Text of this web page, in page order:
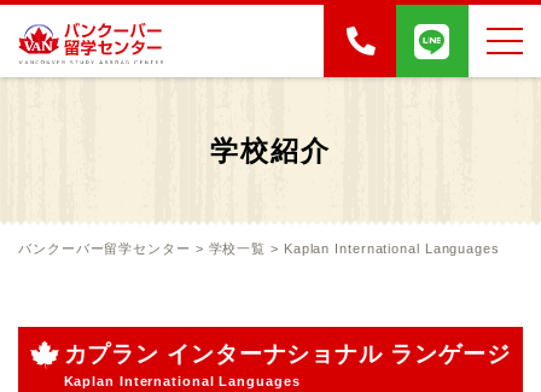
学校紹介
バンクーバー留学センター > 学校一覧 > Kaplan International Languages
カプラン インターナショナル ランゲージ
Kaplan International Languages